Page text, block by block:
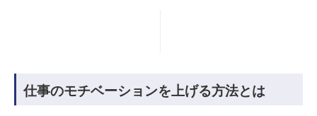
仕事のモチベーションを上げる方法とは